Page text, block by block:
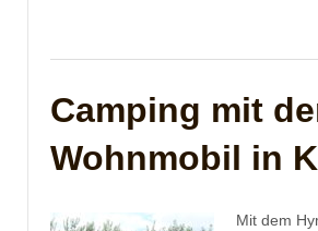
Camping mit
Wohnmobil in
Mit dem